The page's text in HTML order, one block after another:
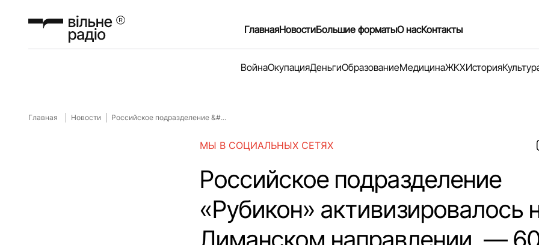
ГлавнаяНовостиБольшие форматыО насКонтакты
ВойнаОкупацияДеньгиОбразованиеМедицинаЖКХИстория
Главная Новости Российское подразделение &#...
МЫ В СОЦИАЛЬНЫХ СЕТЯХ
Российское подразделение
«Рубикон» активизировалось